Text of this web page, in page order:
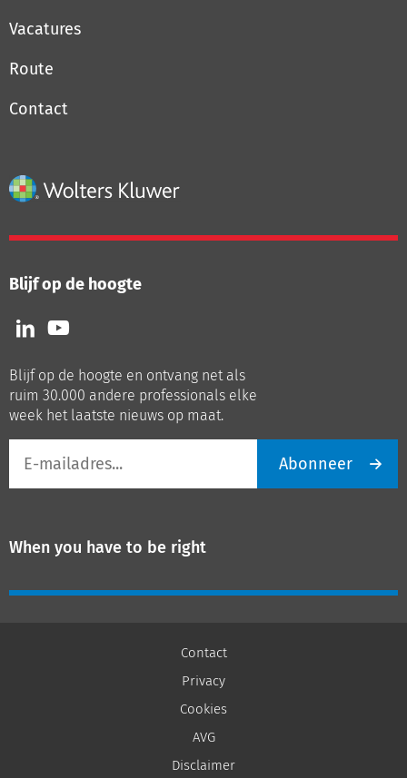
Vacatures
Route
Contact
Blijf op de hoogte
Volg
ons
LinkedIn
Volg
ons
Youtube
Blijf op de hoogte en ontvang net als
ruim 30.000 andere professionals elke
week het laatste nieuws op maat.
mailadres
Abonneer
When you have to be right
Contact
Privacy
Cookies
AVG
Disclaimer